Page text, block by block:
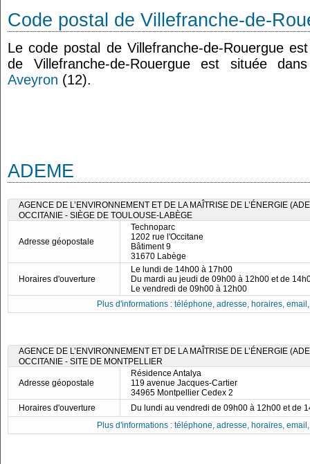
Code postal de Villefranche-de-
Le code postal de Villefranche-de-Rouergue
de Villefranche-de-Rouergue est située
Aveyron (12).
ADEME
AGENCE DE L’ENVIRONNEMENT ET DE LA MAÎTRISE DE L’ÉNERGIE
OCCITANIE - SIÈGE DE TOULOUSE-LABÈGE
Adresse géopostale
Technoparc
1202 rue l'Occitane
Bâtiment 9
31670 Labège
Horaires d'ouverture
Le lundi de 14h00 à 17h00
Du mardi au jeudi de 09h00 à 12h00 et de
Le vendredi de 09h00 à 12h00
Plus d'informations : téléphone, adresse, horaires,
AGENCE DE L’ENVIRONNEMENT ET DE LA MAÎTRISE DE L’ÉNERGIE
OCCITANIE - SITE DE MONTPELLIER
Adresse géopostale
Résidence Antalya
119 avenue Jacques-Cartier
34965 Montpellier Cedex 2
Horaires d'ouverture
Du lundi au vendredi de 09h00 à 12h00 et de
Plus d'informations : téléphone, adresse, horaires,